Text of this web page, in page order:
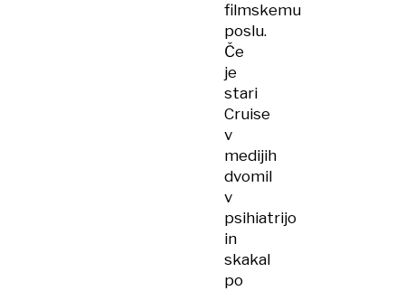
filmskemu
poslu.
Če
je
stari
Cruise
v
medijih
dvomil
v
psihiatrijo
in
skakal
po